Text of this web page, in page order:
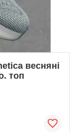
весняні
топ